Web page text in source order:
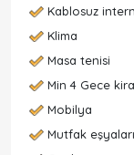
Kablosuz
Klima
Masa tenisi
Min 4 Gece
Mobilya
Mutfak eşyaları